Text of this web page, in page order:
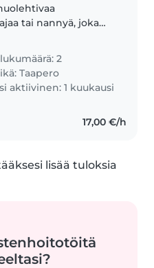
tai nannyä, joka
hauskasta ja
lapsestamme.
ruotsia ja suomea,
hieman
2
Taapero
aktiivinen: 1 kuukausi
17,00 €/h
lisää tuloksia